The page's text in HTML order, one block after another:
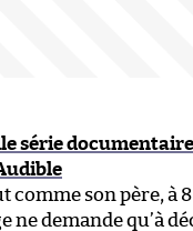
série
comme son père, à
ne demande qu’à